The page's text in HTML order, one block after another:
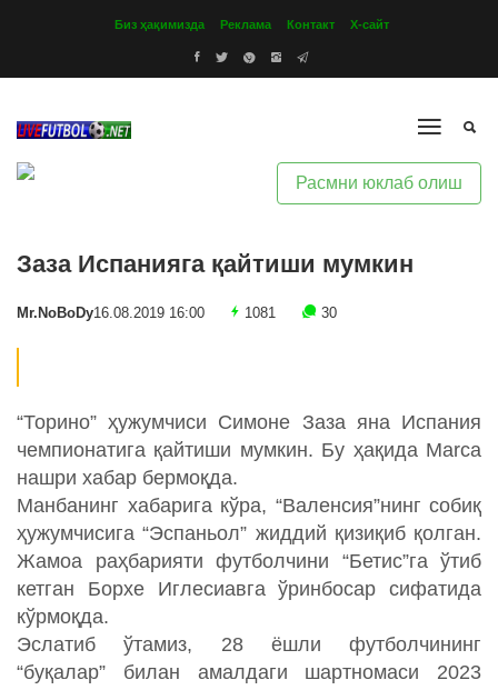
Биз ҳақимизда Реклама Контакт Х-сайт
Расмни юклаб олиш
Заза Испанияга қайтиши мумкин
Mr.NoBoDy16.08.2019 16:00 1081 30
“Торино” ҳужумчиси Симоне Заза яна Испания
чемпионатига қайтиши мумкин. Бу ҳақида Marca
нашри хабар бермоқда.
Манбанинг хабарига кўра, “Валенсия”нинг собиқ
ҳужумчисига “Эспаньол” жиддий қизиқиб қолган.
Жамоа раҳбарияти футболчини “Бетис”га ўтиб
кетган Борхе Иглесиавга ўринбосар сифатида
кўрмоқда.
Эслатиб ўтамиз, 28 ёшли футболчининг
“буқалар” билан амалдаги шартномаси 2023